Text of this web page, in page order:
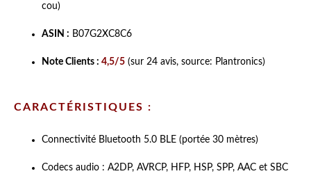
cou)
ASIN : B07G2XC8C6
Note Clients : 4,5/5 (sur 24 avis, source: Plantronics)
CARACTÉRISTIQUES :
Connectivité Bluetooth 5.0 BLE (portée 30 mètres)
Codecs audio : A2DP, AVRCP, HFP, HSP, SPP, AAC et SBC